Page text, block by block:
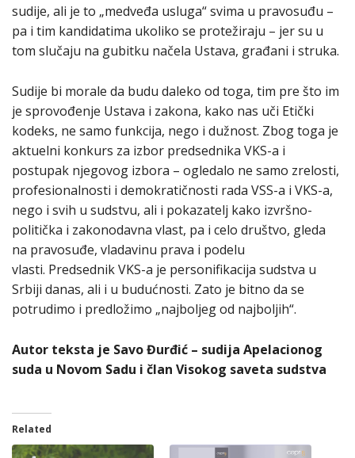
sudije, ali je to „medveđa usluga“ svima u pravosuđu –
pa i tim kandidatima ukoliko se protežiraju – jer su u
tom slučaju na gubitku načela Ustava, građani i struka.
Sudije bi morale da budu daleko od toga, tim pre što im
je sprovođenje Ustava i zakona, kako nas uči Etički
kodeks, ne samo funkcija, nego i dužnost. Zbog toga je
aktuelni konkurs za izbor predsednika VKS-a i
postupak njegovog izbora – ogledalo ne samo zrelosti,
profesionalnosti i demokratičnosti rada VSS-a i VKS-a,
nego i svih u sudstvu, ali i pokazatelj kako izvršno-
politička i zakonodavna vlast, pa i celo društvo, gleda
na pravosuđe, vladavinu prava i podelu
vlasti. Predsednik VKS-a je personifikacija sudstva u
Srbiji danas, ali i u budućnosti. Zato je bitno da se
potrudimo i predložimo „najboljeg od najboljih“.
Autor teksta je Savo Đurđić – sudija Apelacionog
suda u Novom Sadu i član Visokog saveta sudstva
Related